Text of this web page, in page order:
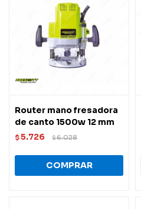
Router mano fresadora
de canto 1500w 12 mm
$5.726 $6.028